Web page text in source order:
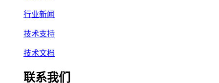
行业新闻
技术支持
技术文档
联系我们